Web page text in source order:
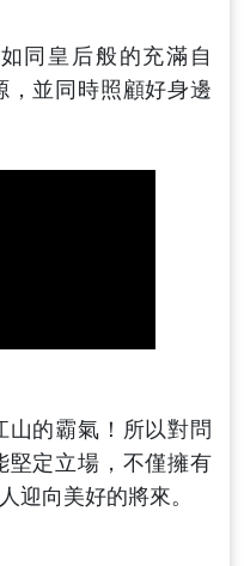
同皇后般的充滿自
，並同時照顧好身邊
的霸氣！所以對問
堅定立場，不僅擁有
迎向美好的將來。